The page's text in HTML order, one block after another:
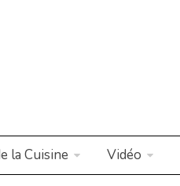
la Cuisine Vidéo